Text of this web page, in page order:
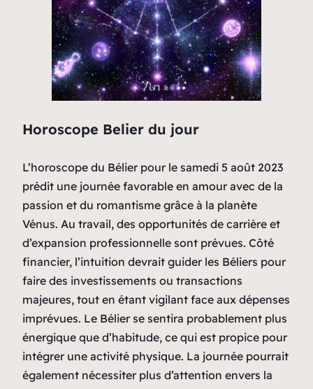
Horoscope Belier du jour
L’horoscope du Bélier pour le samedi 5 août 2023
prédit une journée favorable en amour avec de la
passion et du romantisme grâce à la planète
Vénus. Au travail, des opportunités de carrière et
d’expansion professionnelle sont prévues. Côté
financier, l’intuition devrait guider les Béliers pour
faire des investissements ou transactions
majeures, tout en étant vigilant face aux dépenses
imprévues. Le Bélier se sentira probablement plus
énergique que d’habitude, ce qui est propice pour
intégrer une activité physique. La journée pourrait
également nécessiter plus d’attention envers la